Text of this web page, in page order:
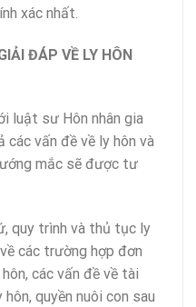
xác nhất.
ĐÁP VỀ LY HÔN
luật sư Hôn nhân gia
vấn đề về ly hôn và
mắc sẽ được tư
quy trình và thủ tục ly
các trường hợp đơn
các vấn đề về tài
quyền nuôi con sau